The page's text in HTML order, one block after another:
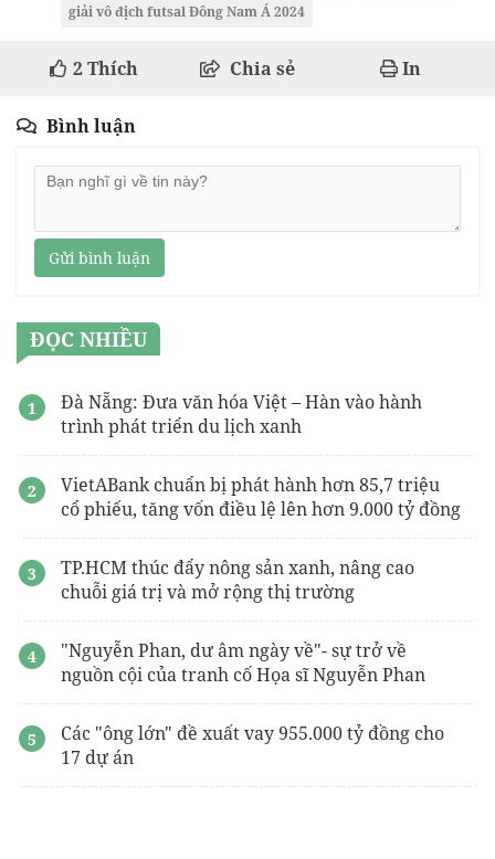
giải vô địch futsal Đông Nam Á 2024
2Thích Chia sẻ In
Bình luận
Gửi bình luận
ĐỌC NHIỀU
Đà Nẵng: Đưa văn hóa Việt – Hàn vào hành
trình phát triển du lịch xanh
VietABank chuẩn bị phát hành hơn 85,7 triệu
cổ phiếu, tăng vốn điều lệ lên hơn 9.000 tỷ đồng
TP.HCM thúc đẩy nông sản xanh, nâng cao
chuỗi giá trị và mở rộng thị trường
"Nguyễn Phan, dư âm ngày về"- sự trở về
nguồn cội của tranh cố Họa sĩ Nguyễn Phan
Các "ông lớn" đề xuất vay 955.000 tỷ đồng cho
17 dự án